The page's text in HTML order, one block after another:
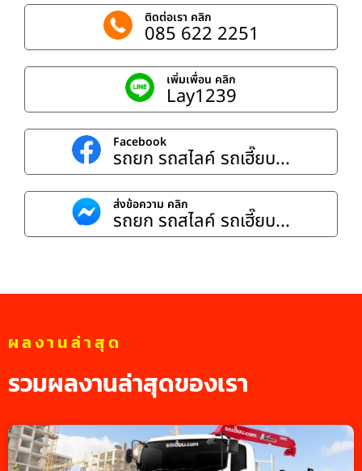
ติดต่อเรา คลิก
085 622 2251
เพิ่มเพื่อน คลิก
Lay1239
Facebook
รถยก รถสไลค์ รถเฮี๊ยบ...
ส่งข้อความ คลิก
รถยก รถสไลค์ รถเฮี๊ยบ...
ผลงานล่าสุด
รวมผลงานล่าสุดของเรา